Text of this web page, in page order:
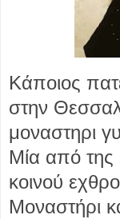
Κάποιος
στην
μοναστηρι
Μία από της
κοινού
Μοναστήρι